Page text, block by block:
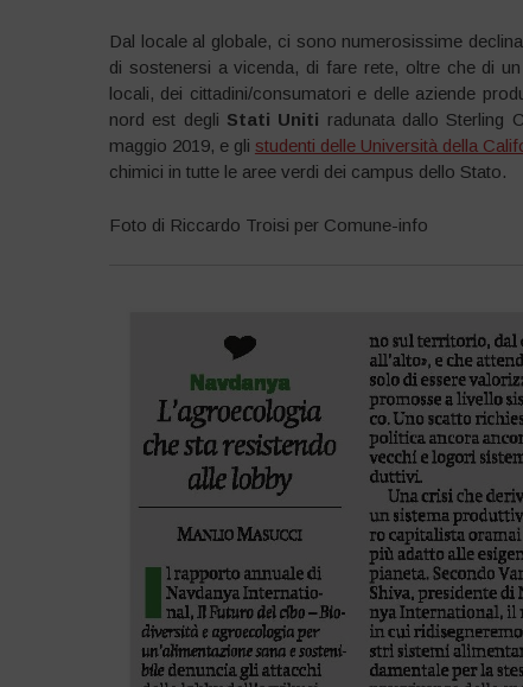
Dal locale al globale, ci sono numerosissime
di sostenersi a vicenda, di fare rete, oltre che di
locali, dei cittadini/consumatori e delle aziende
nord est degli Stati Uniti radunata dallo Sterling
maggio 2019, e gli studenti delle Università della
chimici in tutte le aree verdi dei campus dello Stato.
Foto di Riccardo Troisi per Comune-info